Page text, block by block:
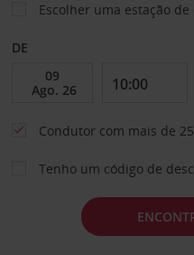
Escolher uma estação
DE
Condutor com mais de
Tenho um código de